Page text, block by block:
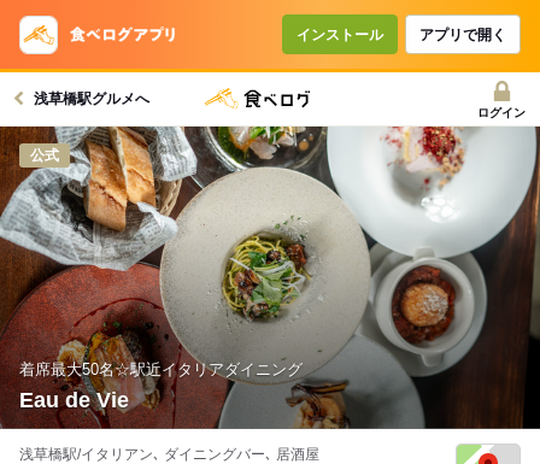
インストール アプリで開く
浅草橋駅グルメへ
ログイン
公式
着席最大50名☆駅近イタリアダイニング
Eau de Vie
浅草橋駅/イタリアン､ ダイニングバー､ 居酒屋
コースで使えるクーポン
戻る
クーポンを利用せず予約する